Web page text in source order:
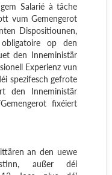
Salarié à tâche
vum Gemengerot
Dispositiounen,
op den
den Inneministär
Experienz vun
spezifesch gefrote
den Inneministär
fixéiert
an den uewe
stinn, außer déi